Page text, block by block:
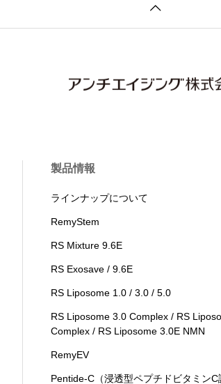
製品情報
ラインナップについて
RemyStem
RS Mixture 9.6E
RS Exosave / 9.6E
RS Liposome 1.0 / 3.0 / 5.0
RS Liposome 3.0 Complex / RS
Complex / RS Liposome 3.0E NMN
RemyEV
Pentide-C（浸透型ペプチドビタミンC